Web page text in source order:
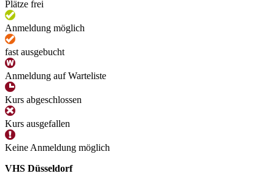
Plätze frei
Anmeldung möglich
fast ausgebucht
Anmeldung auf Warteliste
Kurs abgeschlossen
Kurs ausgefallen
Keine Anmeldung möglich
VHS Düsseldorf